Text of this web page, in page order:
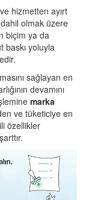
hizmetten ayırt
olmak üzere
biçim ya da
baskı yoluyla
sağlayan en
devamını
marka
ve tüketiciye en
özellikler